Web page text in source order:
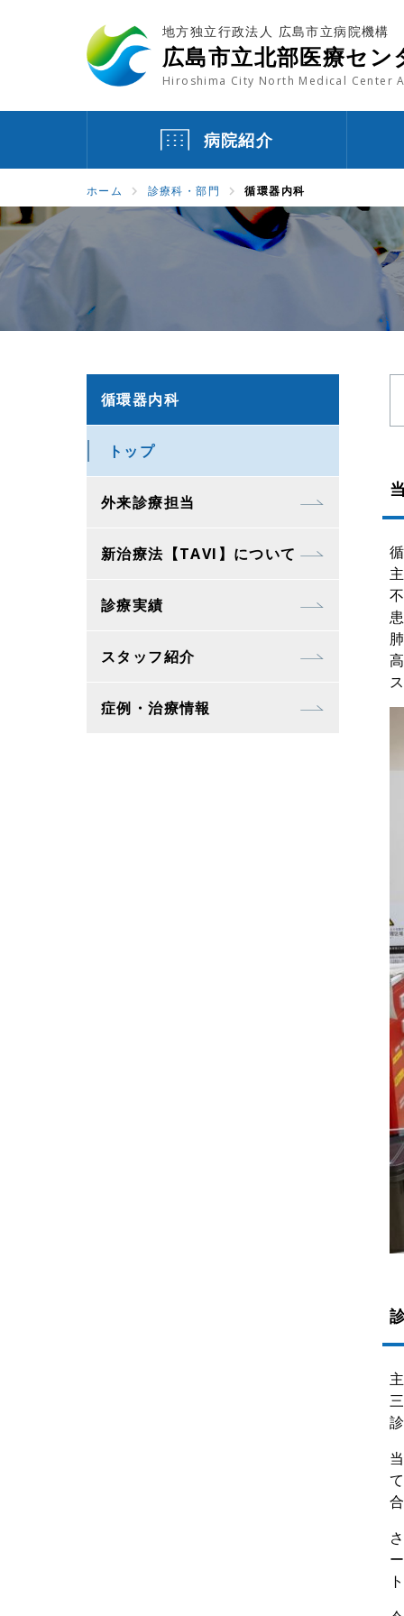
地方独立行政法人 広島市立病院機構
広島市立北部医療セン
Hiroshima City North Medical Center
病院紹介
ホーム 診療科・部門 循環器内科
循環器内科
トップ
外来診療担当
新治療法【TAVI】について
診療実績
スタッフ紹介
症例・治療情報